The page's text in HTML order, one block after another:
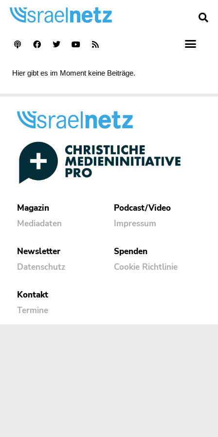
Hier gibt es im Moment keine Beiträge.
Magazin
Mediadaten
Podcast/Video
Impressum
Newsletter
Datenschutz
Spenden
Cookie Richtlinie
Kontakt
Termine